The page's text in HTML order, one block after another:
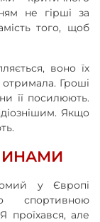
не гірші за
того, щоб
воно їх
Гроші
її посилюють.
Якщо
у Європі
спортивною
проїхався, але